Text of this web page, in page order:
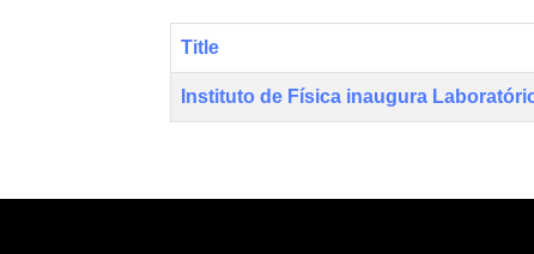
Title
Instituto de Física inaugura